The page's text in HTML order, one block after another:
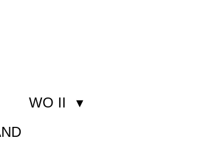
WO II